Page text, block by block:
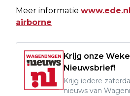
Meer informatie
airborne
Krijg onze
Nieuwsbrief!
Krijg iedere
nieuws van